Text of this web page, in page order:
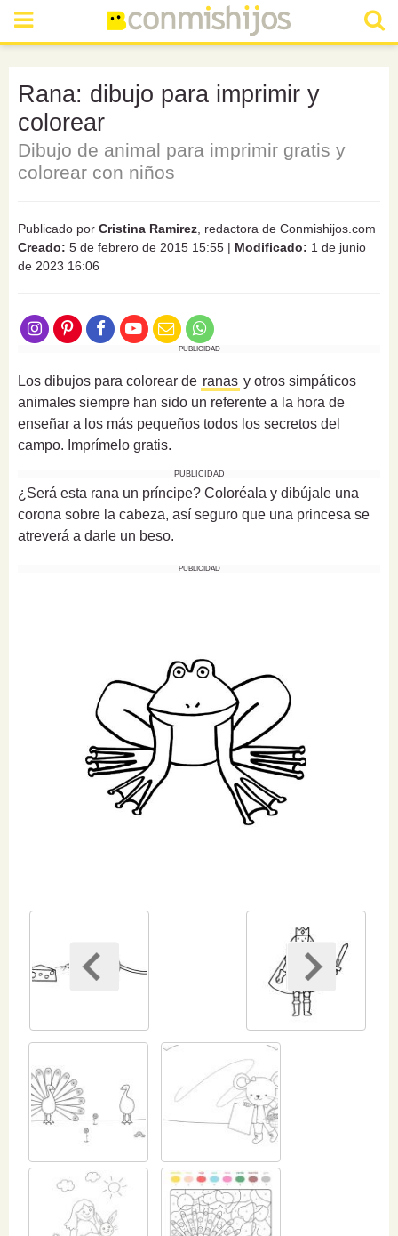
Rana: dibujo para imprimir y
colorear
Dibujo de animal para imprimir gratis y
colorear con niños
Publicado por Cristina Ramirez , redactora de Conmishijos.com
Creado: 5 de febrero de 2015 15:55 | Modificado: 1 de junio
de 2023 16:06
PUBLICIDAD
Los dibujos para colorear de ranas y otros simpáticos
animales siempre han sido un referente a la hora de
enseñar a los más pequeños todos los secretos del
campo. Imprímelo gratis.
PUBLICIDAD
¿Será esta rana un príncipe? Coloréala y dibújale una
corona sobre la cabeza, así seguro que una princesa se
atreverá a darle un beso.
PUBLICIDAD